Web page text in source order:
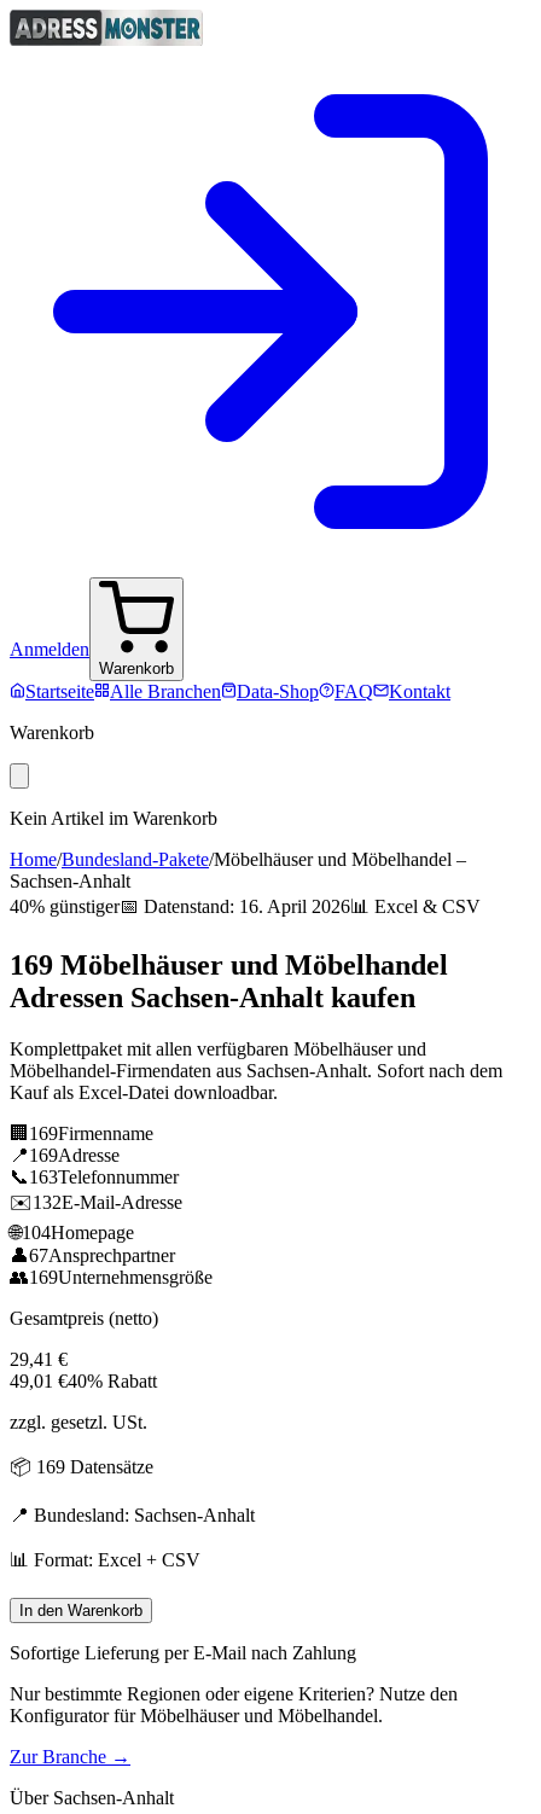
Anmelden
Warenkorb
Startseite Alle Branchen Data-Shop FAQ
Kontakt
Warenkorb
Kein Artikel im Warenkorb
Home/Bundesland-Pakete/Möbelhäuser und Möbelhandel –
Sachsen-Anhalt
40% günstiger📅 Datenstand: 16. April 2026📊 Excel & CSV
169 Möbelhäuser und Möbelhandel
Adressen Sachsen-Anhalt kaufen
Komplettpaket mit allen verfügbaren Möbelhäuser und
Möbelhandel-Firmendaten aus Sachsen-Anhalt. Sofort nach dem
Kauf als Excel-Datei downloadbar.
🏢 169Firmenname
📍169Adresse
📞163Telefonnummer
✉️132E-Mail-Adresse
🌐104Homepage
👤67Ansprechpartner
👥169Unternehmensgröße
Gesamtpreis (netto)
29,41 €
49,01 €40% Rabatt
zzgl. gesetzl. USt.
📦 169 Datensätze
📍 Bundesland: Sachsen-Anhalt
📊 Format: Excel + CSV
In den Warenkorb
Sofortige Lieferung per E-Mail nach Zahlung
Nur bestimmte Regionen oder eigene Kriterien? Nutze den
Konfigurator fürMöbelhäuser und Möbelhandel.
Zur Branche →
Über Sachsen-Anhalt